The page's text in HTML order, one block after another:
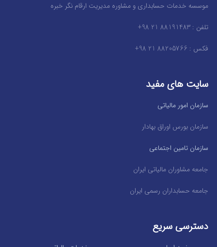
موسسه خدمات حسابداری و مشاوره مدیریت ارقام نگر خبره
تلفن : 88191483 21 98+
فکس : 88205766 21 98+
سایت های مفید
سازمان امور مالیاتی
سازمان بورس اوراق بهادار
سازمان تامین اجتماعی
جامعه مشاوران مالیاتی ایران
جامعه حسابداران رسمی ایران
دسترسی سریع